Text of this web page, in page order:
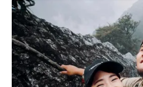
題，認為台電明顯低估潛在風
通，決議補件再審。光明計畫
「掩埋族人文化」台電提出「
畫」（光明計畫），21日進入
以德基、谷關水庫分別做為上
引水隧道、地下電廠與施工便